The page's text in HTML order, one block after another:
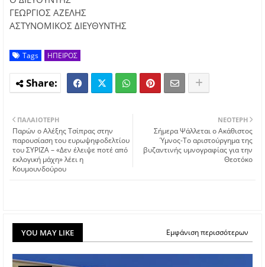
ΓΕΩΡΓΙΟΣ ΑΖΕΛΗΣ
ΑΣΤΥΝΟΜΙΚΟΣ ΔΙΕΥΘΥΝΤΗΣ
Tags ΗΠΕΙΡΟΣ
ΝΕΌΤΕΡΗ
Σήμερα Ψάλλεται ο Ακάθιστος
Ύμνος-Το αριστούργημα της
βυζαντινής υμνογραφίας για την
Θεοτόκο
ΠΑΛΑΙΌΤΕΡΗ
Παρών ο Αλέξης Τσίπρας στην
παρουσίαση του ευρωψηφοδελτίου
του ΣΥΡΙΖΑ – «Δεν έλειψε ποτέ από
εκλογική μάχη» λέει η
Κουμουνδούρου
YOU MAY LIKE Εμφάνιση περισσότερων